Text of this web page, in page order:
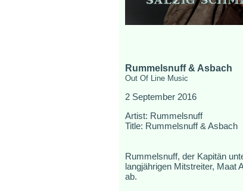
Rummelsnuff & Asbach
Out Of Line Music
2 September 2016
Artist: Rummelsnuff
Title: Rummelsnuff & Asbach
Rummelsnuff, der Kapitän
langjährigen Mitstreiter, Maat
ab.